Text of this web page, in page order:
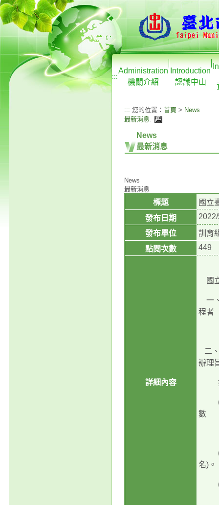
:::
Administration
機關介紹
Introduction
認識中山
::: 您的位置： 首頁 > News
最新消息.
News
最新消息
News
最新消息
標題
國立
發布日期
發布單位
訓育
點閱次數
449
詳細內容
國
一
程者
二
辦理
揭
(一)
數
(二)
名)。
(三)